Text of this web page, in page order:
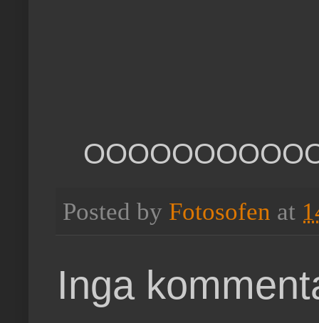
Posted by Fotosofen at
Inga